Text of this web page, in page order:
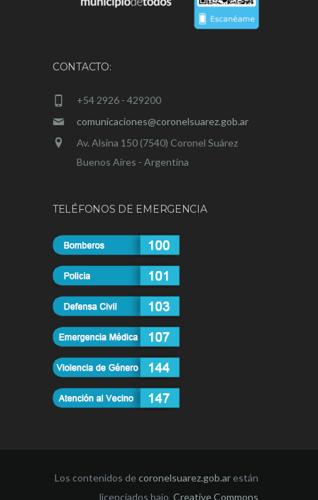
CONTACTO:
+54 2926 - 429200
comunicaciones@coronelsuarez.gob.ar
Av. Alsina 150 (7540) Coronel Suárez
Buenos Aires - Argentina
TELÉFONOS DE EMERGENCIA
Los contenidos decoronelsuarez.gob.ar están
licenciados bajo Creative Commons